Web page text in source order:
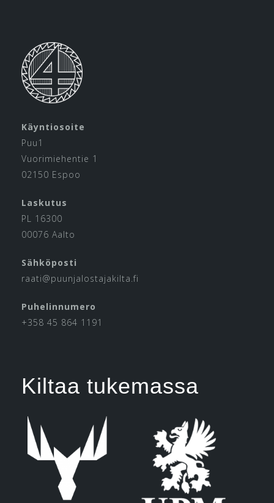
Käyntiosoite
Puu1
Vuorimiehentie 1
02150 Espoo
Laskutus
PL 16300
00076 Aalto
Sähköposti
raati@puunjalostajakilta.fi
Puhelinnumero
+358 45 864 1191
Kiltaa tukemassa